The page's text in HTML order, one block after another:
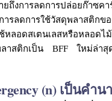
ยถึงการลดการปล่อยก๊าซค
ารลดการใช้วัสดุพลาสติก
หลอดสเตนเลสหรือหลอดไ
าสติกเป็น BFF ใหม่ล่าสุ
(n) เป็นคำน